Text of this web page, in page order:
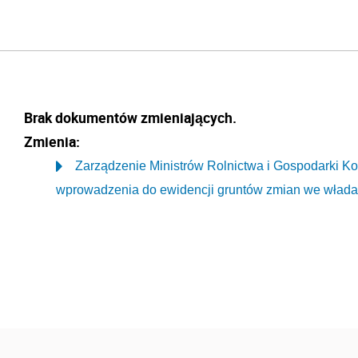
Brak dokumentów zmieniających.
Zmienia:
Zarządzenie Ministrów Rolnictwa i Gospodarki
wprowadzenia do ewidencji gruntów zmian we